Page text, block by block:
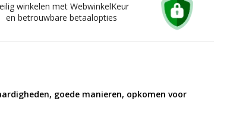
winkelen met WebwinkelKeur
en betrouwbare betaalopties
goede manieren, opkomen voor